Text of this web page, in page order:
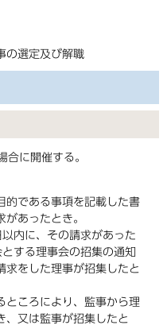
の選定及び解職
合に開催する。
的である事項を記載した書
あったとき。
内に、その請求があった
する理事会の招集の通知
求をした理事が招集したと
ところにより、監事から理
、又は監事が招集したと